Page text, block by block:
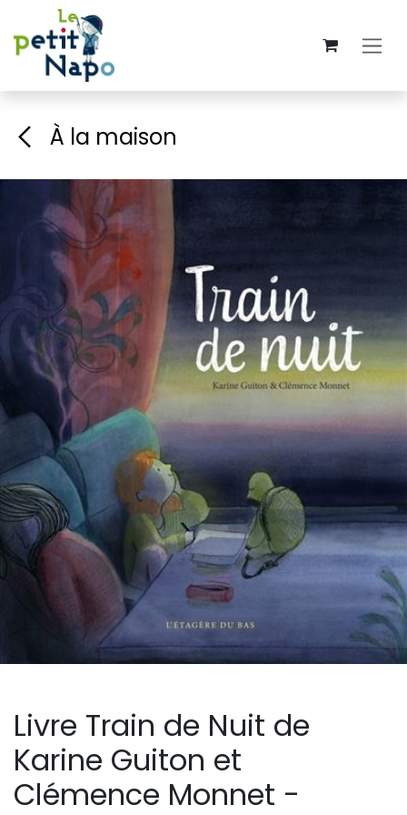
Se rendre au contenu
À la maison
Livre Train de Nuit de
Karine Guiton et
Clémence Monnet -